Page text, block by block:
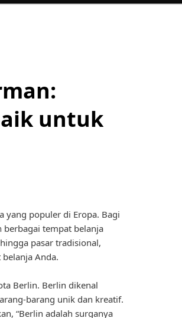
untuk
yang populer di Eropa. Bagi
berbagai tempat belanja
pasar tradisional,
Anda.
Berlin. Berlin dikenal
barang unik dan kreatif.
“Berlin adalah surganya